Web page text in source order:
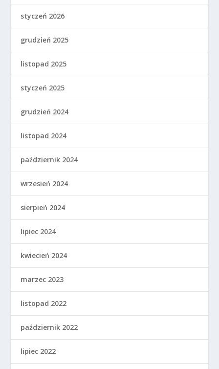
styczeń 2026
grudzień 2025
listopad 2025
styczeń 2025
grudzień 2024
listopad 2024
październik 2024
wrzesień 2024
sierpień 2024
lipiec 2024
kwiecień 2024
marzec 2023
listopad 2022
październik 2022
lipiec 2022